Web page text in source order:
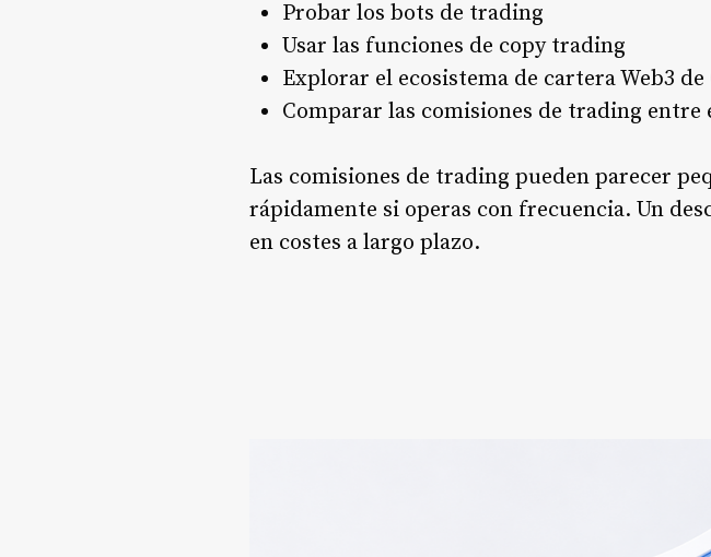
Probar los bots de trading
Usar las funciones de copy trading
Explorar el ecosistema de cartera Web3 de
Comparar las comisiones de trading entre
Las comisiones de trading pueden parecer
rápidamente si operas con frecuencia. Un
en costes a largo plazo.